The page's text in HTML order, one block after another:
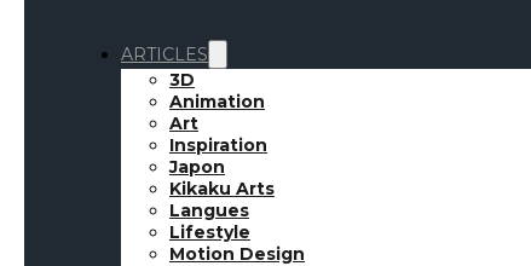
ARTICLES
3D
Animation
Art
Inspiration
Japon
Kikaku Arts
Langues
Lifestyle
Motion Design